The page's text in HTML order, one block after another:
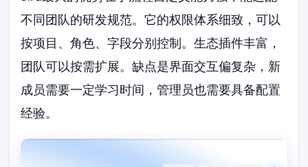
不同团队的研发规范。它的权限体系细致，可以
按项目、角色、字段分别控制。生态插件丰富，
团队可以按需扩展。缺点是界面交互偏复杂，新
成员需要一定学习时间，管理员也需要具备配置
经验。